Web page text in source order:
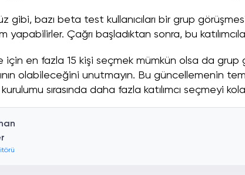
gibi, bazı beta test kullanıcıları bir grup
yapabilirler. Çağrı başladıktan sonra, bu
için en fazla 15 kişi seçmek mümkün olsa da
olabileceğini unutmayın. Bu güncellemenin
sırasında daha fazla katılımcı seçmeyi